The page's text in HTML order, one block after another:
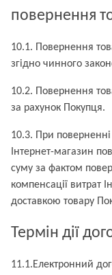
повернення
10.1. Повернення
згідно чинного
10.2. Повернення
за рахунок Покупця.
10.3. При
Інтернет-магазин
суму за фактом
компенсації витрат
доставкою товару
Термін дії
11.1.Електронний